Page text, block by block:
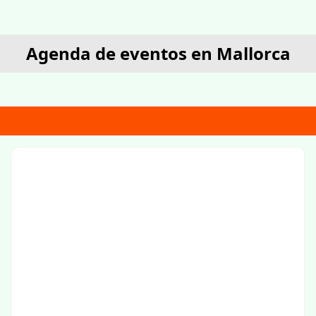
Agenda de eventos en Mallorca